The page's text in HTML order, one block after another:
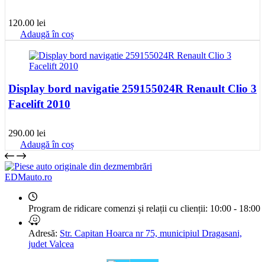
120.00 lei
Adaugă în coș
Display bord navigatie 259155024R Renault Clio 3
Facelift 2010
290.00 lei
Adaugă în coș
EDMauto.ro
Program de ridicare comenzi și relații cu clienții: 10:00 - 18:00
Adresă: Str. Capitan Hoarca nr 75, municipiul Dragasani,
judet Valcea